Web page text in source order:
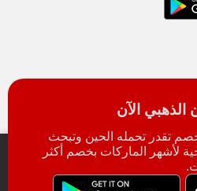
الآن
تقدر تحمله الحين وتبحث
لأشهر الماركات بخصم أكثر